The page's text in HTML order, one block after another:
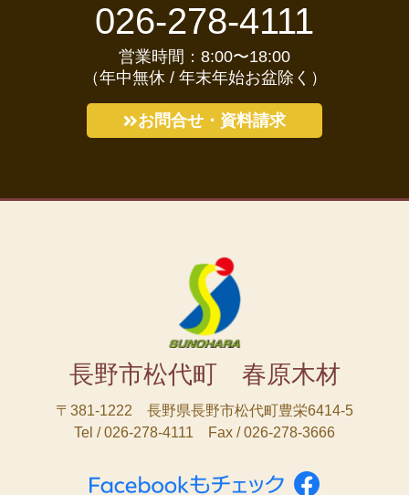
026-278-4111
営業時間：8:00〜18:00
（年中無休 / 年末年始お盆除く）
お問合せ・資料請求
長野市松代町 春原木材
〒381-1222 長野県長野市松代町豊栄6414-5
Tel / 026-278-4111 Fax / 026-278-3666